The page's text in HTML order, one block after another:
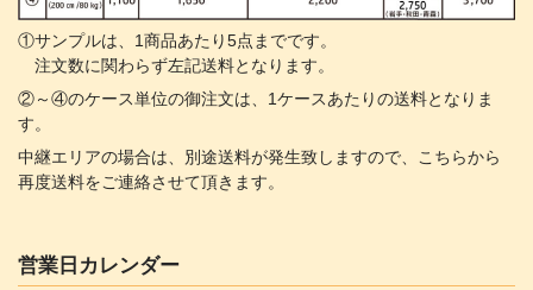
①サンプルは、1商品あたり5点までです。
注文数に関わらず左記送料となります。
②～④のケース単位の御注文は、1ケースあたりの送料となりま
す。
中継エリアの場合は、別途送料が発生致しますので、こちらから
再度送料をご連絡させて頂きます。
営業日カレンダー